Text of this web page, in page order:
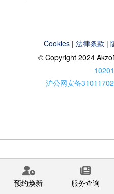
Cookies |法律条款 |
© Copyright 2024
沪公网安备
预约焕新 服务查询